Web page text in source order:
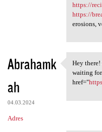
https://
https://
erosions,
Abrahamk
ah
04.03.2024
Adres
Hey
Hey
waiting
href="